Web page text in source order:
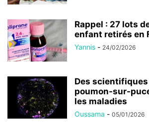
Rappel : 27 lots
enfant retirés en
Yannis - 24/02/2026
Des
poumon-sur-
les maladies
Oussama - 05/01/2026